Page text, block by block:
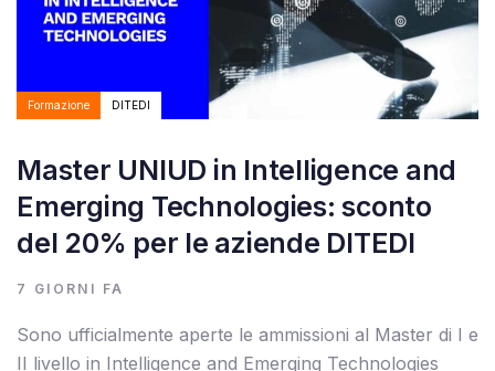
Formazione DITEDI
Master UNIUD in Intelligence and
Emerging Technologies: sconto
del 20% per le aziende DITEDI
7 GIORNI FA
Sono ufficialmente aperte le ammissioni al Master di I e
II livello in Intelligence and Emerging Technologies